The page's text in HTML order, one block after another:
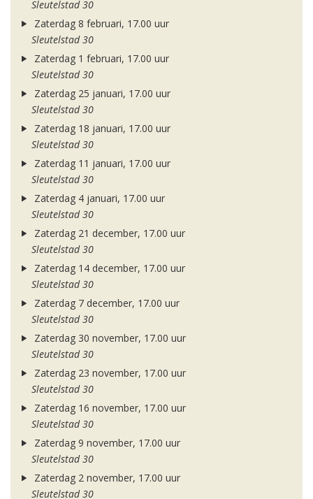
Sleutelstad 30
Zaterdag 8 februari, 17.00 uur
Sleutelstad 30
Zaterdag 1 februari, 17.00 uur
Sleutelstad 30
Zaterdag 25 januari, 17.00 uur
Sleutelstad 30
Zaterdag 18 januari, 17.00 uur
Sleutelstad 30
Zaterdag 11 januari, 17.00 uur
Sleutelstad 30
Zaterdag 4 januari, 17.00 uur
Sleutelstad 30
Zaterdag 21 december, 17.00 uur
Sleutelstad 30
Zaterdag 14 december, 17.00 uur
Sleutelstad 30
Zaterdag 7 december, 17.00 uur
Sleutelstad 30
Zaterdag 30 november, 17.00 uur
Sleutelstad 30
Zaterdag 23 november, 17.00 uur
Sleutelstad 30
Zaterdag 16 november, 17.00 uur
Sleutelstad 30
Zaterdag 9 november, 17.00 uur
Sleutelstad 30
Zaterdag 2 november, 17.00 uur
Sleutelstad 30